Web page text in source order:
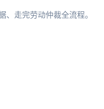
走完劳动仲裁全流程。